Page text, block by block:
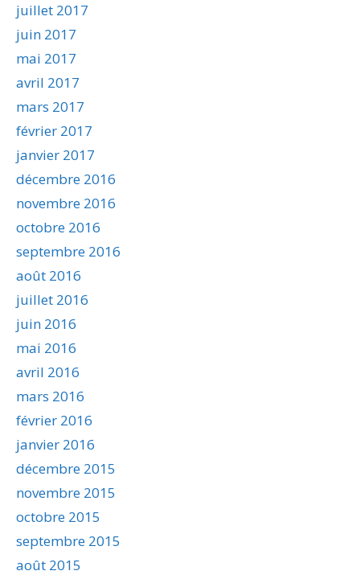
juillet 2017
juin 2017
mai 2017
avril 2017
mars 2017
février 2017
janvier 2017
décembre 2016
novembre 2016
octobre 2016
septembre 2016
août 2016
juillet 2016
juin 2016
mai 2016
avril 2016
mars 2016
février 2016
janvier 2016
décembre 2015
novembre 2015
octobre 2015
septembre 2015
août 2015